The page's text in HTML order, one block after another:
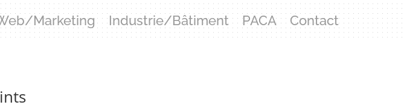
Marketing Industrie/Bâtiment PACA Contact